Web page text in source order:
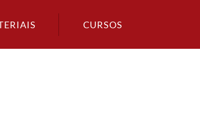
CURSOS